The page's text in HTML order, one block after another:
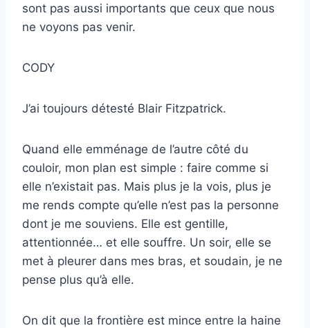
sont pas aussi importants que ceux que nous
ne voyons pas venir.
CODY
J’ai toujours détesté Blair Fitzpatrick.
Quand elle emménage de l’autre côté du
couloir, mon plan est simple : faire comme si
elle n’existait pas. Mais plus je la vois, plus je
me rends compte qu’elle n’est pas la personne
dont je me souviens. Elle est gentille,
attentionnée… et elle souffre. Un soir, elle se
met à pleurer dans mes bras, et soudain, je ne
pense plus qu’à elle.
On dit que la frontière est mince entre la haine